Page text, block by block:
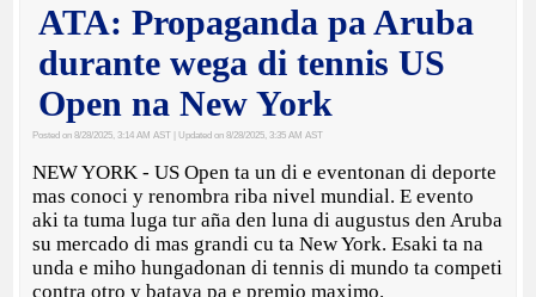
ATA: Propaganda pa Aruba
durante wega di tennis US
Open na New York
Posted on 8/28/2025, 3:14 AM AST | Updated on 8/28/2025, 3:35 AM AST
NEW YORK - US Open ta un di e eventonan di deporte
mas conoci y renombra riba nivel mundial. E evento
aki ta tuma luga tur aña den luna di augustus den Aruba
su mercado di mas grandi cu ta New York. Esaki ta na
unda e miho hungadonan di tennis di mundo ta competi
contra otro y bataya pa e premio maximo.